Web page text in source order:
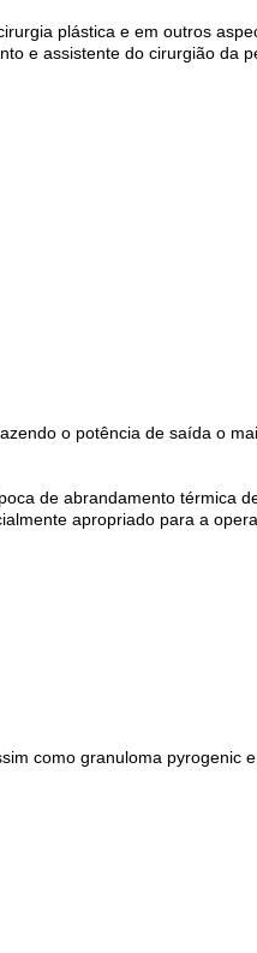
plástica e em outros
e assistente do cirurgião da
o potência de saída o
de abrandamento térmica
apropriado para a
como granuloma pyrogenic